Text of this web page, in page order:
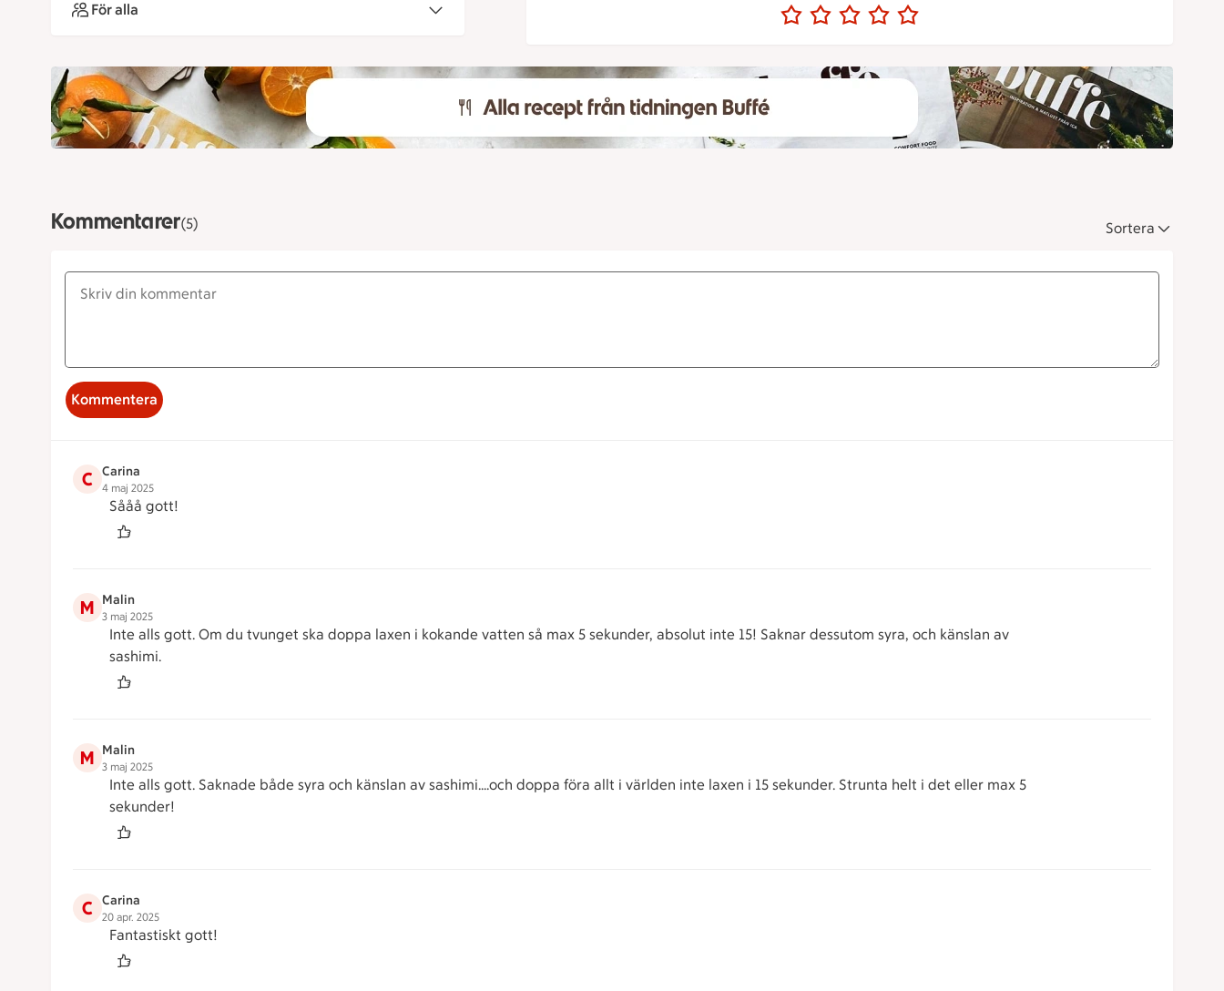
För alla
Kommentarer(5) Sortera
Kommentera
C Carina
4 maj 2025
Sååå gott!
M Malin
3 maj 2025
Inte alls gott. Om du tvunget ska doppa laxen i kokande vatten så max 5 sekunder, absolut inte 15! Saknar dessutom syra, och känslan av
sashimi.
M Malin
3 maj 2025
Inte alls gott. Saknade både syra och känslan av sashimi….och doppa föra allt i världen inte laxen i 15 sekunder. Strunta helt i det eller max 5
sekunder!
C Carina
20 apr. 2025
Fantastiskt gott!